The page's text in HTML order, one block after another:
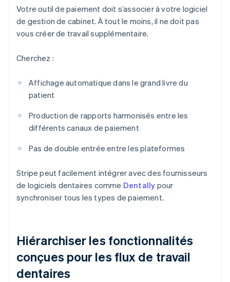
Votre outil de paiement doit s’associer à votre logiciel
de gestion de cabinet. À tout le moins, il ne doit pas
vous créer de travail supplémentaire.
Cherchez :
Affichage automatique dans le grand livre du
patient
Production de rapports harmonisés entre les
différents canaux de paiement
Pas de double entrée entre les plateformes
Stripe peut facilement intégrer avec des fournisseurs
de logiciels dentaires comme Dentally pour
synchroniser tous les types de paiement.
Hiérarchiser les fonctionnalités
conçues pour les flux de travail
dentaires